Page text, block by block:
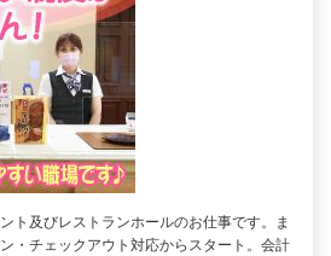
ト及びレストランホールのお仕事です。ま
・チェックアウト対応からスタート。会計